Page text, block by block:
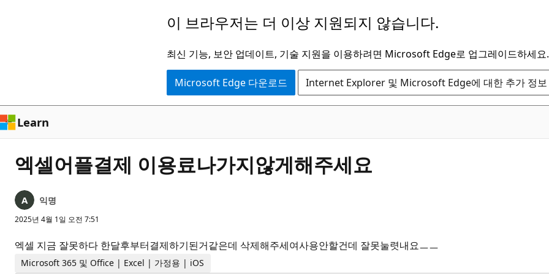
로
건
너
뛰
기
이 브라우저는 더 이상 지원되지 않습니다.
최신 기능, 보안 업데이트, 기술 지원을 이용하려면 Microsoft Edge로 업그레이드하세요.
Microsoft Edge 다운로드 Internet Explorer 및 Microsoft Edge에 대한 추가 정보
Learn
엑셀어플결제 이용료나가지않게해주세요
익명
2025년 4월 1일 오전 7:51
엑셀 지금 잘못하다 한달후부터결제하기된거같은데 삭제해주세여사용안할건데 잘못눌렷내요ㅡㅡ
Microsoft 365 및 Office | Excel | 가정용 | iOS